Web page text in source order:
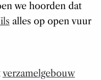
we hoorden dat
alles op open vuur
verzamelgebouw